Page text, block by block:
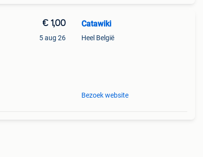
€ 1,00
5 aug 26
Catawiki
Heel België
Bezoek website